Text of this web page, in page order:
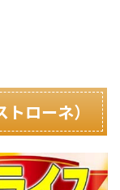
ローネ）